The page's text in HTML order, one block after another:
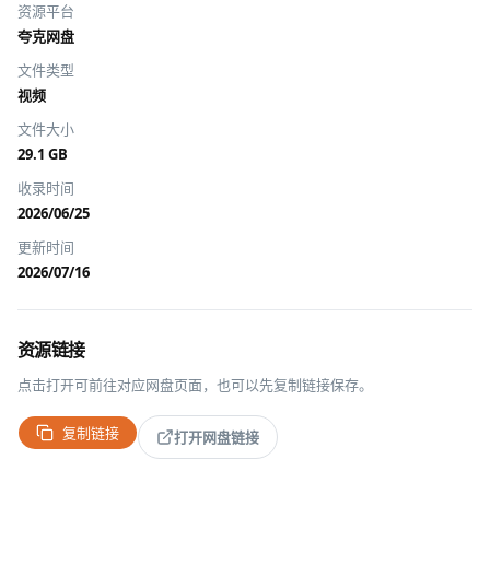
资源平台
夸克网盘
文件类型
视频
文件大小
29.1 GB
收录时间
2026/06/25
更新时间
2026/07/16
资源链接
点击打开可前往对应网盘页面，也可以先复制链接保存。
复制链接 打开网盘链接